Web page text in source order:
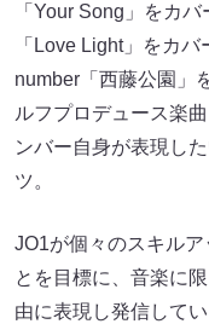
「Your Song」をカ
「Love Light」をカ
number「西藤公園」
ルフプロデュース楽
ンバー自身が表現し
ツ。
JO1が個々のスキル
とを目標に、音楽に
由に表現し発信して